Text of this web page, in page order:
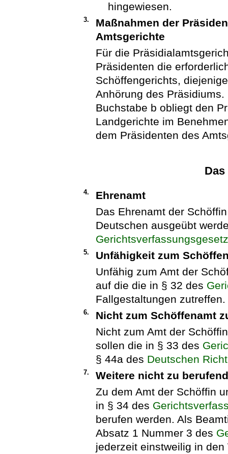
hingewiesen.
3.
Maßnahmen der
Amtsgerichte
Für die
Präsidenten die
Schöffengerichts,
Anhörung des
Buchstabe b obliegt den
Landgerichte im
dem Präsidenten des
4.
Ehrenamt
Das Ehrenamt der
Deutschen ausgeübt
5.
Unfähigkeit zum
Unfähig zum Amt der
auf die die in § 32 des
Fallgestaltungen zutreffen.
6.
Nicht zum Schöffenamt
Nicht zum Amt der
sollen die in § 33 des
§ 44a des Deutschen
7.
Weitere nicht zu
Zu dem Amt der Schöffin
in § 34 des
berufen werden. Als
Absatz 1 Nummer 3 des
jederzeit einstweilig in